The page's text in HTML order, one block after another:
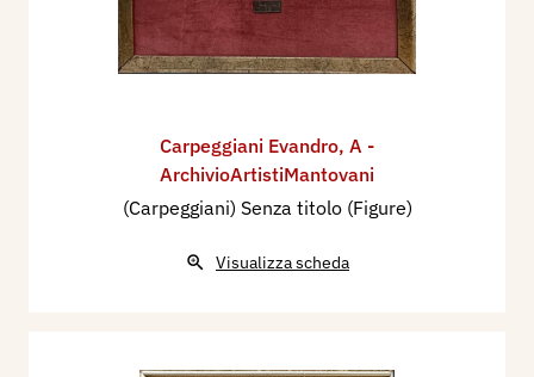
Carpeggiani Evandro, A -
ArchivioArtistiMantovani
(Carpeggiani) Senza titolo (Figure)
Visualizza scheda